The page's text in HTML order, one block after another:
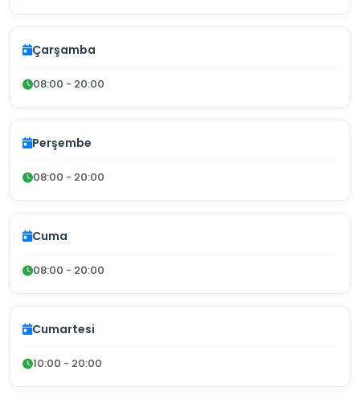
Çarşamba
08:00 - 20:00
Perşembe
08:00 - 20:00
Cuma
08:00 - 20:00
Cumartesi
10:00 - 20:00